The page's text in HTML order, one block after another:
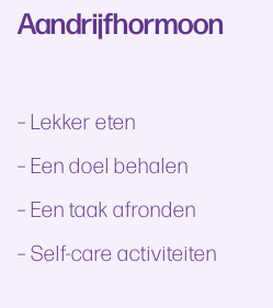
Aandrijfhormoon
– Lekker eten
– Een doel behalen
– Een taak afronden
– Self-care activiteiten